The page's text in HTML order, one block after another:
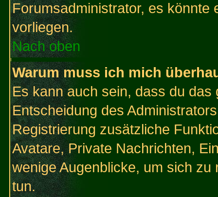
Forumsadministrator, es könnte
vorliegen.
Nach oben
Warum muss ich mich
Es kann auch sein, dass du
Entscheidung des
Registrierung zusätzliche
Avatare, Private Nachrichten,
wenige Augenblicke, um sich
tun.